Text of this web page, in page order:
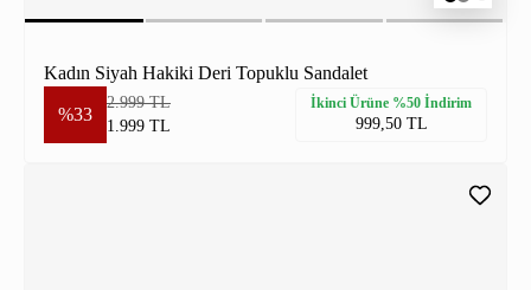
Kadın Siyah Hakiki Deri Topuklu Sandalet
%33
2.999 TL
1.999 TL
İkinci Ürüne %50 İndirim
999,50 TL